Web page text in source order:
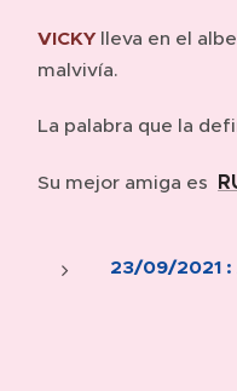
VICKY lleva en el
malvivía.
La palabra que la
Su mejor amiga es
23/09/2021 :